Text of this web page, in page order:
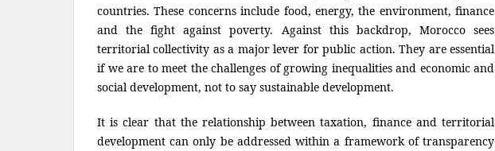
countries. These concerns include food, energy, the environment, finance
and the fight against poverty. Against this backdrop, Morocco sees
territorial collectivity as a major lever for public action. They are essential
if we are to meet the challenges of growing inequalities and economic and
social development, not to say sustainable development.
It is clear that the relationship between taxation, finance and territorial
development can only be addressed within a framework of transparency